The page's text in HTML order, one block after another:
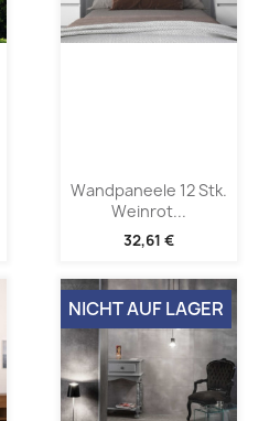
Wandpaneele 12 Stk.
Weinrot...
32,61 €
NICHT AUF LAGER